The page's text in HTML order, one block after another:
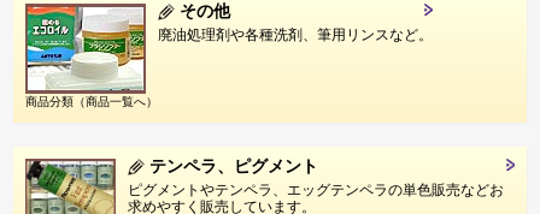
その他
廃油処理剤や各種洗剤、筆用リンスなど。
商品分類（商品一覧へ）
テンペラ、ピグメント
ピグメントやテンペラ、エッグテンペラの単色販売などお
求めやすく販売しています。